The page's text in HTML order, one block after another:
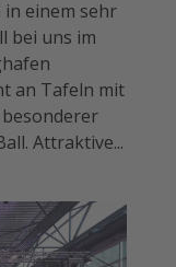
in einem sehr
bei uns im
an Tafeln mit
Attraktive...